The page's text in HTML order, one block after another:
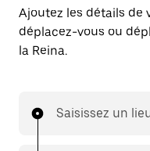
Ajoutez les détails de
déplacez-vous ou
la Reina.
Saisissez un